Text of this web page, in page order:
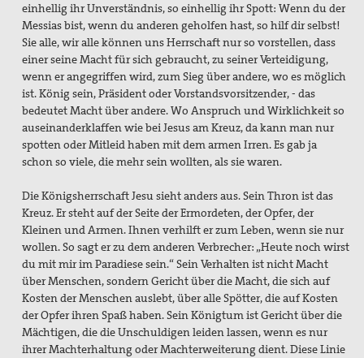
einhellig ihr Unverständnis, so einhellig ihr Spott: Wenn du der
Messias bist, wenn du anderen geholfen hast, so hilf dir selbst!
Sie alle, wir alle können uns Herrschaft nur so vorstellen, dass
einer seine Macht für sich gebraucht, zu seiner Verteidigung,
wenn er angegriffen wird, zum Sieg über andere, wo es möglich
ist. König sein, Präsident oder Vorstandsvorsitzender, - das
bedeutet Macht über andere. Wo Anspruch und Wirklichkeit so
auseinanderklaffen wie bei Jesus am Kreuz, da kann man nur
spotten oder Mitleid haben mit dem armen Irren. Es gab ja
schon so viele, die mehr sein wollten, als sie waren.
Die Königsherrschaft Jesu sieht anders aus. Sein Thron ist das
Kreuz. Er steht auf der Seite der Ermordeten, der Opfer, der
Kleinen und Armen. Ihnen verhilft er zum Leben, wenn sie nur
wollen. So sagt er zu dem anderen Verbrecher: „Heute noch wirst
du mit mir im Paradiese sein.“ Sein Verhalten ist nicht Macht
über Menschen, sondern Gericht über die Macht, die sich auf
Kosten der Menschen auslebt, über alle Spötter, die auf Kosten
der Opfer ihren Spaß haben. Sein Königtum ist Gericht über die
Mächtigen, die die Unschuldigen leiden lassen, wenn es nur
ihrer Machterhaltung oder Machterweiterung dient. Diese Linie